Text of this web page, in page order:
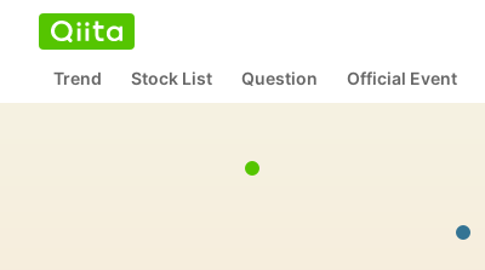
Trend Stock List Question Official Event